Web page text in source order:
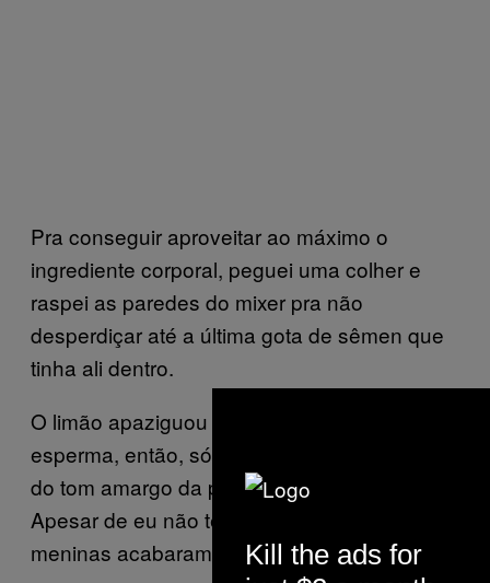
Pra conseguir aproveitar ao máximo o
ingrediente corporal, peguei uma colher e
raspei as paredes do mixer pra não
desperdiçar até a última gota de sêmen que
tinha ali dentro.
O limão apaziguou totalmente o gosto do
esperma, então, só deu para notar um pouco
do tom amargo da porra no fim de cada gole.
Apesar de eu não ter curtido muito, as
meninas acabaram terminando com tudo.
Kill the ads for